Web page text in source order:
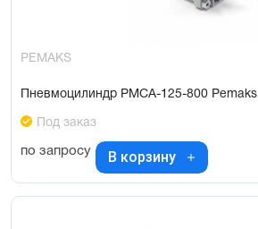
PEMAKS
Пневмоцилиндр PMCA-125-800 Pemaks
Под заказ
по запросу В корзину